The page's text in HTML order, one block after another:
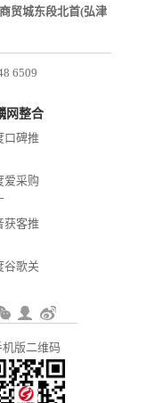
贸城东段北首(弘津
6509
销
口碑推
爱采购
获客推
谷歌关
发布
机版二维码